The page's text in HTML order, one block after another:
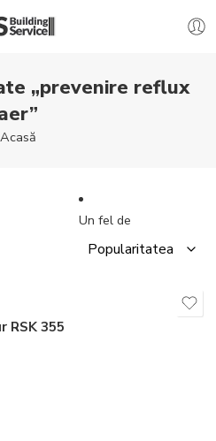
„prevenire reflux
Acasă
Un fel de
355